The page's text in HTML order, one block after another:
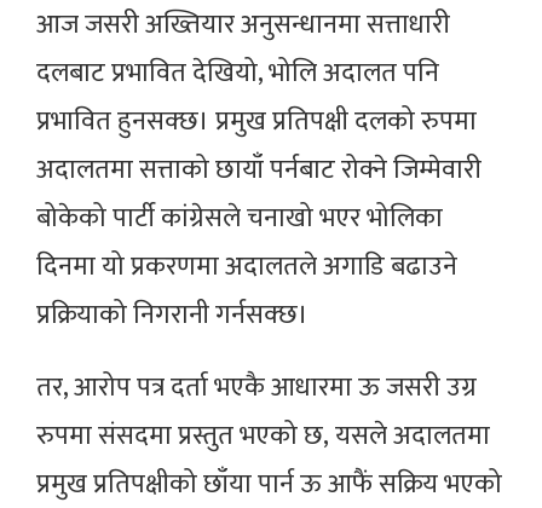
आज जसरी अख्तियार अनुसन्धानमा सत्ताधारी
दलबाट प्रभावित देखियो, भोलि अदालत पनि
प्रभावित हुनसक्छ। प्रमुख प्रतिपक्षी दलको रुपमा
अदालतमा सत्ताको छायाँ पर्नबाट रोक्ने जिम्मेवारी
बोकेको पार्टी कांग्रेसले चनाखो भएर भोलिका
दिनमा यो प्रकरणमा अदालतले अगाडि बढाउने
प्रक्रियाको निगरानी गर्नसक्छ।
तर, आरोप पत्र दर्ता भएकै आधारमा ऊ जसरी उग्र
रुपमा संसदमा प्रस्तुत भएको छ, यसले अदालतमा
प्रमुख प्रतिपक्षीको छाँया पार्न ऊ आफैं सक्रिय भएको